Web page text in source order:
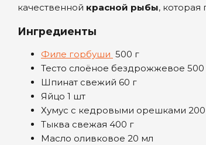
качественной красной рыбы, которая
Ингредиенты
Филе горбуши 500 г
Тесто слоёное бездрожжевое 500
Шпинат свежий 60 г
Яйцо 1 шт
Хумус с кедровыми орешками 200
Тыква свежая 400 г
Масло оливковое 20 мл